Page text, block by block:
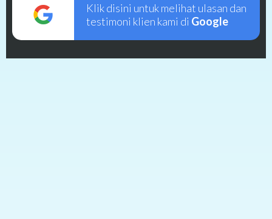
Klik disini untuk melihat ulasan dan
testimoni klien kami di Google